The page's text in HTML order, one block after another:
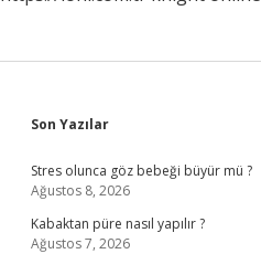
Sidebar
Son Yazılar
Stres olunca göz bebeği büyür mü ?
Ağustos 8, 2026
Kabaktan püre nasıl yapılır ?
Ağustos 7, 2026